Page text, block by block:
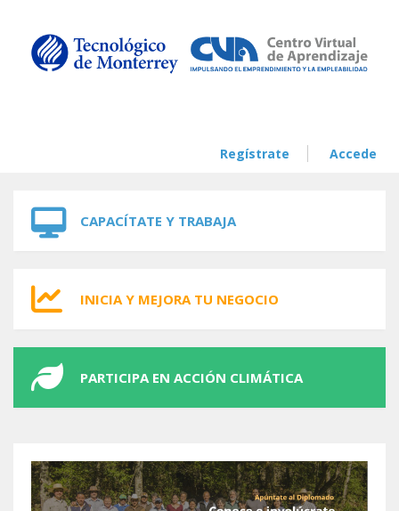
Regístrate Accede
CAPACÍTATE Y TRABAJA
INICIA Y MEJORA TU NEGOCIO
PARTICIPA EN ACCIÓN CLIMÁTICA